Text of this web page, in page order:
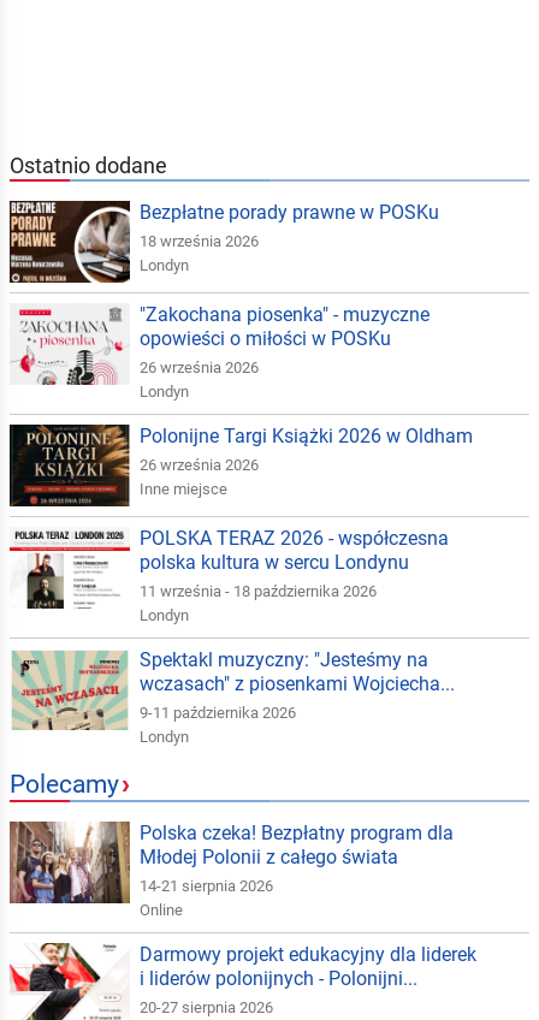
Ostatnio dodane
Bezpłatne porady prawne w POSKu
18 września 2026
Londyn
"Zakochana piosenka" - muzyczne
opowieści o miłości w POSKu
26 września 2026
Londyn
Polonijne Targi Książki 2026 w Oldham
26 września 2026
Inne miejsce
POLSKA TERAZ 2026 - współczesna
polska kultura w sercu Londynu
11 września - 18 października 2026
Londyn
Spektakl muzyczny: "Jesteśmy na
wczasach" z piosenkami Wojciecha...
9-11 października 2026
Londyn
Polecamy›
Polska czeka! Bezpłatny program dla
Młodej Polonii z całego świata
14-21 sierpnia 2026
Online
Darmowy projekt edukacyjny dla liderek
i liderów polonijnych - Polonijni...
20-27 sierpnia 2026